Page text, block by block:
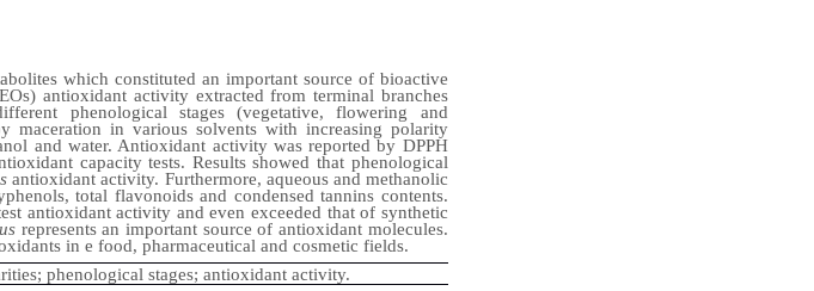
which constituted an important source of bioactive
antioxidant activity extracted from terminal branches
phenological stages (vegetative, flowering and
maceration in various solvents with increasing polarity
and water. Antioxidant activity was reported by DPPH
capacity tests. Results showed that phenological
antioxidant activity. Furthermore, aqueous and methanolic
total flavonoids and condensed tannins contents.
antioxidant activity and even exceeded that of synthetic
represents an important source of antioxidant molecules.
in e food, pharmaceutical and cosmetic fields.
phenological stages; antioxidant activity.